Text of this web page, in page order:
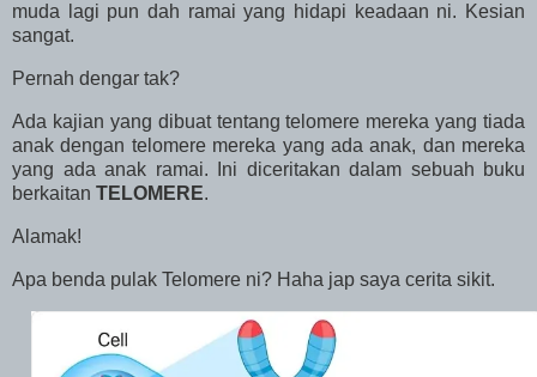
muda lagi pun dah ramai yang hidapi keadaan ni. Kesian
sangat.
Pernah dengar tak?
Ada kajian yang dibuat tentang telomere mereka yang tiada
anak dengan telomere mereka yang ada anak, dan mereka
yang ada anak ramai. Ini diceritakan dalam sebuah buku
berkaitan TELOMERE.
Alamak!
Apa benda pulak Telomere ni? Haha jap saya cerita sikit.